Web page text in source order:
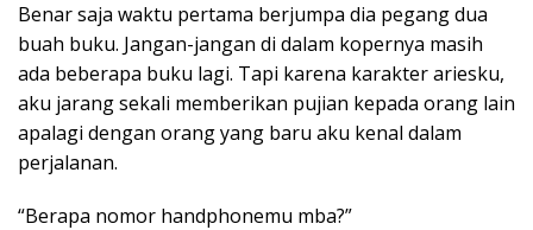
Benar saja waktu pertama berjumpa dia pegang dua
buah buku. Jangan-jangan di dalam kopernya masih
ada beberapa buku lagi. Tapi karena karakter ariesku,
aku jarang sekali memberikan pujian kepada orang lain
apalagi dengan orang yang baru aku kenal dalam
perjalanan.
“Berapa nomor handphonemu mba?”